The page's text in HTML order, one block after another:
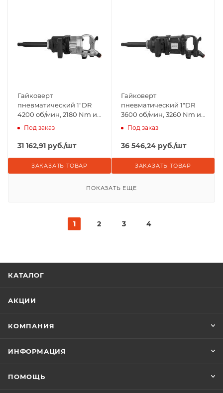
Гайковерт
пневматический 1"DR
4200 об/мин, 2180 Nm и
головки торцевые
ударные 1"DR 32, 33 мм
Под заказ
31 162,91 руб./шт
ЗАКАЗАТЬ ТОВАР
Гайковерт
пневматический 1"DR
3600 об/мин, 3260 Nm и
головки торцевые
ударные 1"DR 32, 33 мм
Под заказ
36 546,24 руб./шт
ЗАКАЗАТЬ ТОВАР
ПОКАЗАТЬ ЕЩЕ
1 2 3 4
КАТАЛОГ
АКЦИИ
КОМПАНИЯ
ИНФОРМАЦИЯ
ПОМОЩЬ